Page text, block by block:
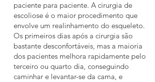
paciente para paciente. A cirurgia de
escoliose é o maior procedimento que
envolve um realinhamento do esqueleto.
Os primeiros dias após a cirurgia são
bastante desconfortáveis, mas a maioria
dos pacientes melhora rapidamente pelo
terceiro ou quarto dia, conseguindo
caminhar e levantar-se da cama, e